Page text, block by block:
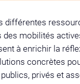
différentes
des mobilités
à enrichir la
concrètes
privés et